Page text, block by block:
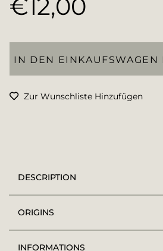
Normaler
€12,00
IN DEN EINKAUFSWAGEN
Zur Wunschliste Hinzufügen
DESCRIPTION
ORIGINS
INFORMATIONS